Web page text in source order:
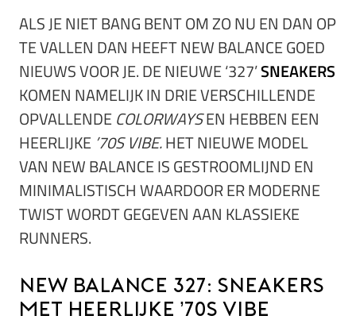
ALS JE NIET BANG BENT OM ZO NU EN DAN OP
TE VALLEN DAN HEEFT NEW BALANCE GOED
NIEUWS VOOR JE. DE NIEUWE ‘327’SNEAKERS
KOMEN NAMELIJK IN DRIE VERSCHILLENDE
OPVALLENDECOLORWAYSEN HEBBEN EEN
HEERLIJKE ’70S VIBE.HET NIEUWE MODEL
VAN NEW BALANCE IS GESTROOMLIJND EN
MINIMALISTISCH WAARDOOR ER MODERNE
TWIST WORDT GEGEVEN AAN KLASSIEKE
RUNNERS.
New Balance 327: sneakers
met heerlijke ’70s vibe